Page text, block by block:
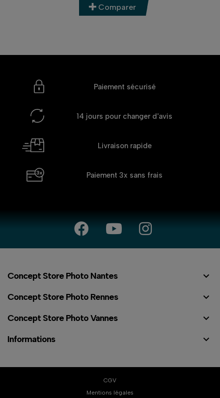
Comparer
Paiement sécurisé
14 jours pour changer d'avis
Livraison rapide
Paiement 3x sans frais
Concept Store Photo Nantes 
Concept Store Photo Rennes 
Concept Store Photo Vannes 
Informations 
CGV
Mentions légales